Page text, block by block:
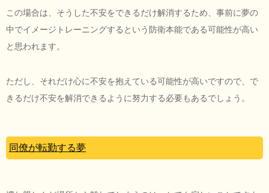
この場合は、そうした不安をできるだけ解消するため、事前に夢の
中でイメージトレーニングするという防衛本能である可能性が高い
と思われます。
ただし、それだけ心に不安を抱えている可能性が高いですので、で
きるだけ不安を解消できるように努力する必要もあるでしょう。
同僚が転勤する夢